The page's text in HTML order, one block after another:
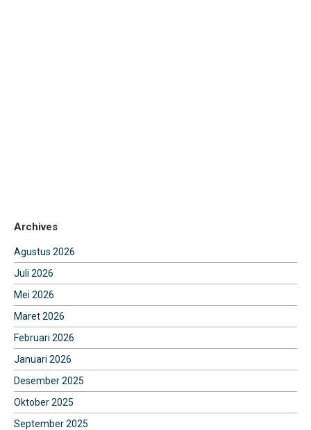
Archives
Agustus 2026
Juli 2026
Mei 2026
Maret 2026
Februari 2026
Januari 2026
Desember 2025
Oktober 2025
September 2025